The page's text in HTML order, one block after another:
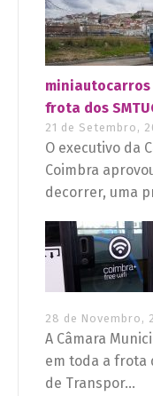
frota dos
21 de Setembro,
O executivo da
Coimbra
decorrer, uma
28 de Novembro,
A Câmara
em toda a frota
de Transpor...